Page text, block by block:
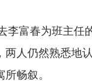
富春为班主任
人仍然熟悉地
畅叙。